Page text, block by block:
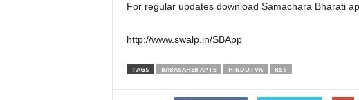
For regular updates download Samachara Bharati
http://www.swalp.in/SBApp
TAGS BABASAHEB APTE HINDUTVA RSS